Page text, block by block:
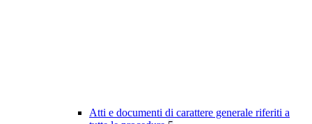
Atti e documenti di carattere generale riferiti a